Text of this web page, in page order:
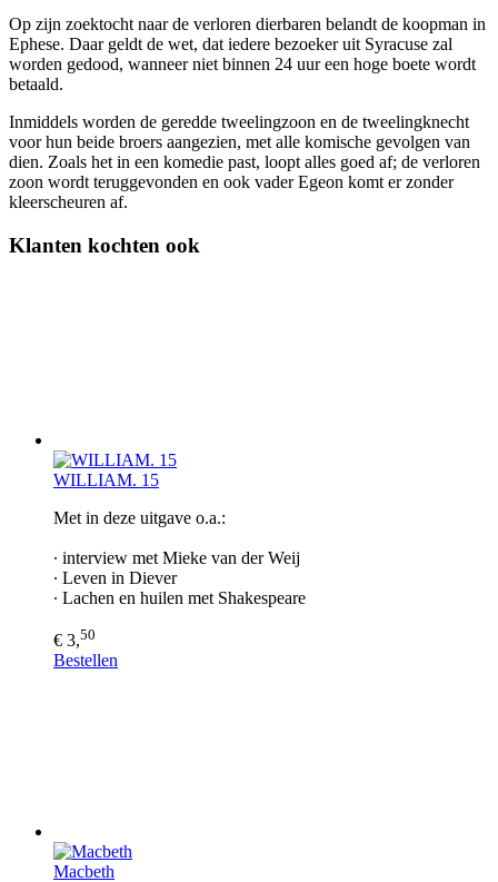
Op zijn zoektocht naar de verloren dierbaren belandt de koopman in
Ephese. Daar geldt de wet, dat iedere bezoeker uit Syracuse zal
worden gedood, wanneer niet binnen 24 uur een hoge boete wordt
betaald.
Inmiddels worden de geredde tweelingzoon en de tweelingknecht
voor hun beide broers aangezien, met alle komische gevolgen van
dien. Zoals het in een komedie past, loopt alles goed af; de verloren
zoon wordt teruggevonden en ook vader Egeon komt er zonder
kleerscheuren af.
Klanten kochten ook
WILLIAM. 15
Met in deze uitgave o.a.:
∙ interview met Mieke van der Weij
∙ Leven in Diever
∙ Lachen en huilen met Shakespeare
€ 3,50
Bestellen
Macbeth